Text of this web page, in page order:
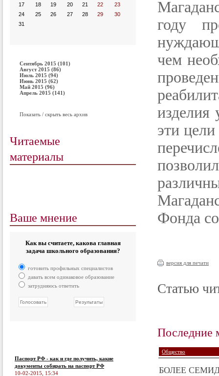
17
18 19 20 21 22
23
24
25 26 27 28 29
30
31
Сентябрь 2015 (101)
Август 2015 (86)
Июль 2015 (94)
Июнь 2015 (62)
Май 2015 (96)
Апрель 2015 (141)
Показать / скрыть весь архив
Читаемые
материалы
Ваше мнение
Как вы считаете, какова главная
задача школьного образования?
готовить профильных специалистов
давать всем одинаковое образование
затрудняюсь ответить
Паспорт РФ - как и где получить, какие
документы собирать на паспорт РФ
10-02-2015, 15:34
году
чем
изделия
эти
Фонда
версия для печати
Статью
Последние
Общество
БОЛЕЕ